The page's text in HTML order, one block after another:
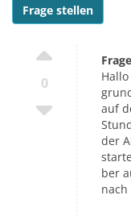
Frage stellen
0
auf
der
ber
nach